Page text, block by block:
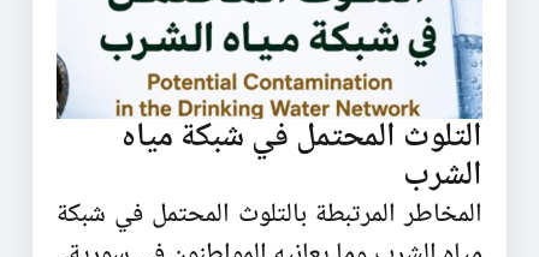
التلوث المحتمل في شبكة مياه
الشرب
المخاطر المرتبطة بالتلوث المحتمل في شبكة